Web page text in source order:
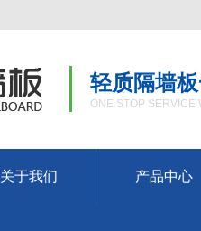
轻质隔墙
ONE STOP SERVICE
关于我们 产品中心